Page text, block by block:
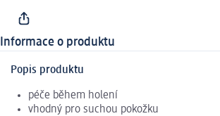
Informace o produktu
Popis produktu
péče během holení
vhodný pro suchou pokožku